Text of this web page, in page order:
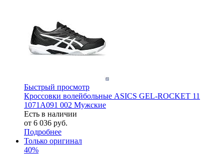
Быстрый просмотр
Кроссовки волейбольные ASICS GEL-ROCKET 11
1071A091 002 Мужские
Есть в наличии
от 6 036 руб.
Подробнее
Только оригинал
40%